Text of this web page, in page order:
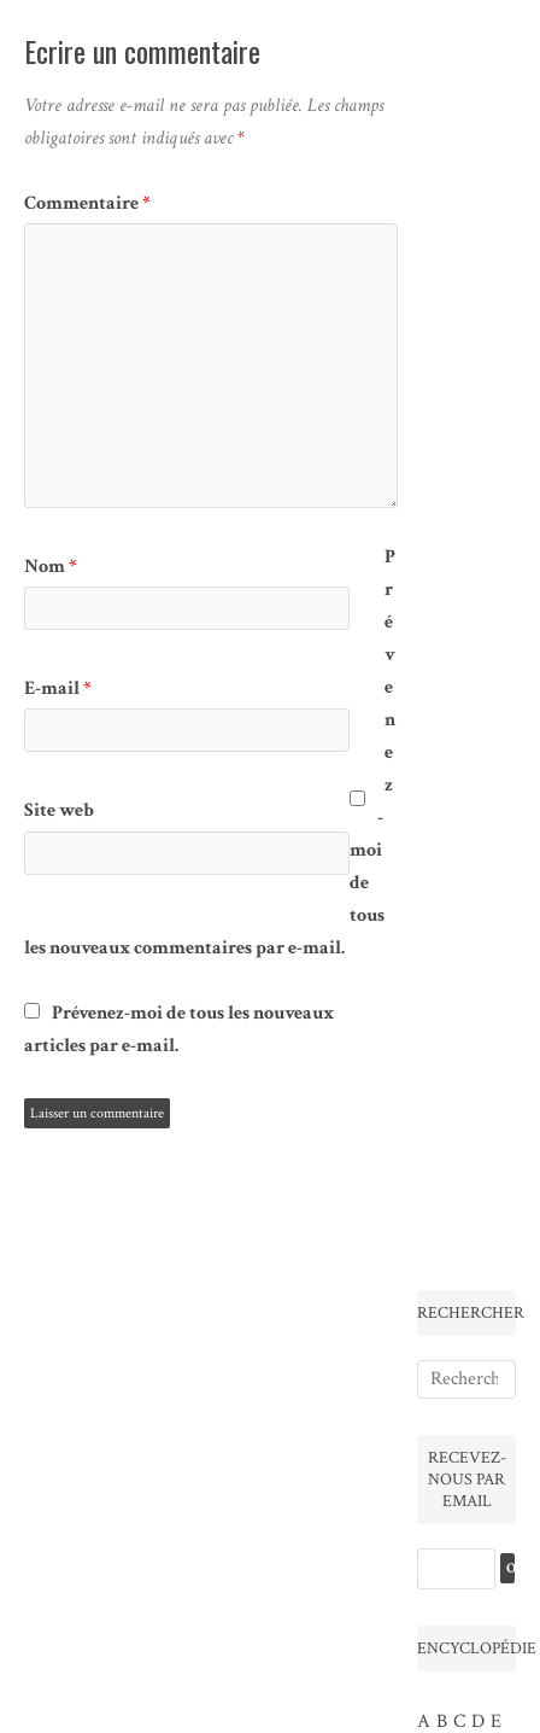
Ecrire un commentaire
Votre adresse e-mail ne sera pas publiée. Les champs
obligatoires sont indiqués avec*
Commentaire*
Nom*
E-mail*
Site web
P
r
é
v
e
n
e
z
-
moi
de
tous
les nouveaux commentaires par e-mail.
Prévenez-moi de tous les nouveaux
articles par e-mail.
RECHERCHER
RECEVEZ-
NOUS PAR
EMAIL
ENCYCLOPÉDIE
A B C D E